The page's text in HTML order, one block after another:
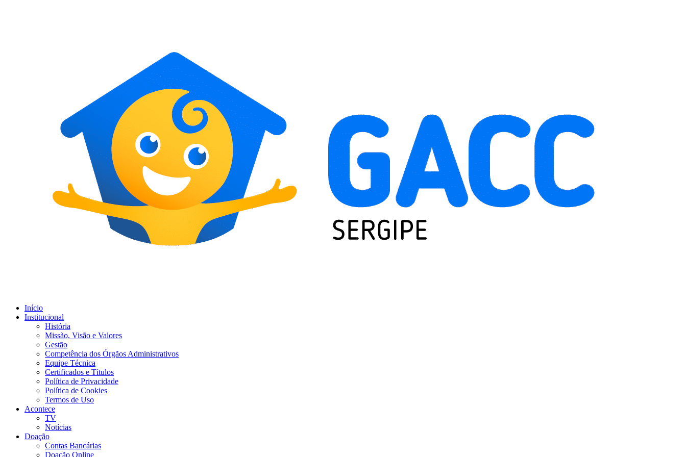
Início
Institucional
História
Missão, Visão e Valores
Gestão
Competência dos Órgãos Administrativos
Equipe Técnica
Certificados e Títulos
Política de Privacidade
Política de Cookies
Termos de Uso
Acontece
TV
Notícias
Doação
Contas Bancárias
Doação Online